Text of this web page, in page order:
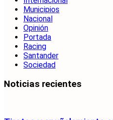
Municipios
Nacional
Opinión
Portada
Racing
Santander
Sociedad
Noticias recientes